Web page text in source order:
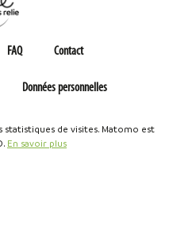
FAQ Contact
Données personnelles
de visites. Matomo est
En savoir plus